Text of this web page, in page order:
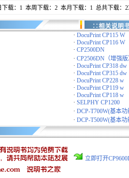
下载：1 本周下载：2 本月下载：1 总共下载：
∷相关说明
· DocuPrint CP115 W
· DocuPrint CP116 W
· CP2500DN
· CP2506DN（增强版
· DocuPrint CP318 dw
· DocuPrint CP315 dw
· DocuPrint CP228 w
· DocuPrint CP119 w
· DocuPrint CP118 w
· SELPHY CP1200
· DCP-T700W(基本功
· DCP-T500W(基本功
立即打开